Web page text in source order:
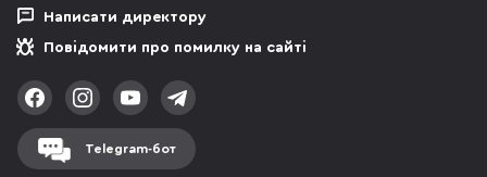
Написати директору
Повідомити про помилку на сайті
Telegram-бот